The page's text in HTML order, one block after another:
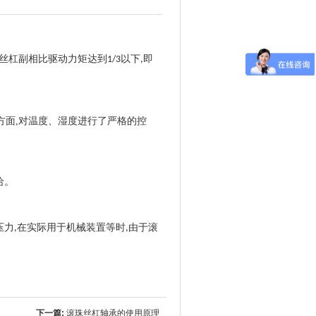
杠副相比驱动力矩达到 1/3以下,即
面,对温度、湿度进行了严格的控
力 ,在实际用于机械装置等时,由于滚
下一篇: 滚珠丝杠轴承的使用原理